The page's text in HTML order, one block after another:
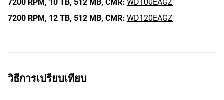
7200 RPM, 10 TB, 512 MB, CMR: WD100EAGZ
7200 RPM, 12 TB, 512 MB, CMR: WD120EAGZ
วิธีการเปรียบเทียบ